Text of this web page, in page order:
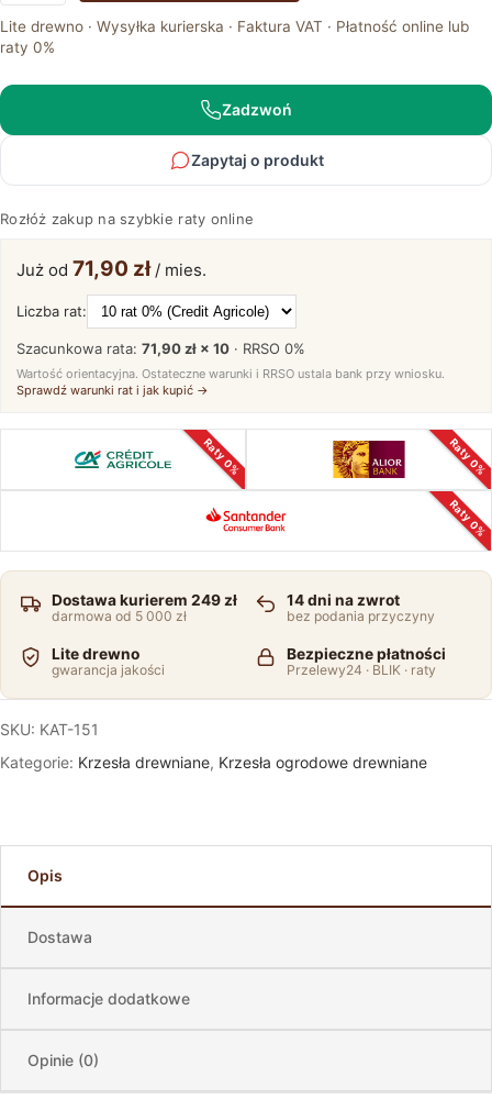
drewniane
Max
Lite drewno · Wysyłka kurierska · Faktura VAT · Płatność online lub
raty 0%
Zadzwoń
Zapytaj o produkt
Rozłóż zakup na szybkie raty online
Już od 71,90 zł/ mies.
Liczba rat:
Szacunkowa rata: 71,90 zł × 10 · RRSO 0%
Wartość orientacyjna. Ostateczne warunki i RRSO ustala bank przy wniosku.
Sprawdź warunki rat i jak kupić →
Raty 0%
Raty 0%
Raty 0%
Dostawa kurierem 249 zł
darmowa od 5 000 zł
14 dni na zwrot
bez podania przyczyny
Lite drewno
gwarancja jakości
Bezpieczne płatności
Przelewy24 · BLIK · raty
SKU: KAT-151
Kategorie: Krzesła drewniane, Krzesła ogrodowe drewniane
Opis
Dostawa
Informacje dodatkowe
Opinie (0)